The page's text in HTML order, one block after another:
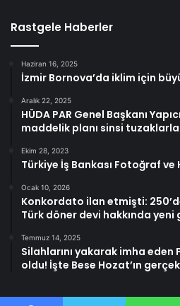
Rastgele Haberler
Haziran 16, 2025
İzmir Bornova’da iklim için
Aralık 22, 2025
HÜDA PAR Genel Başkanı
maddelik planı sinsi
Ekim 28, 2023
Türkiye İş Bankası Fotoğraf ve
Ocak 10, 2026
Konkordato ilan etmişti:
Türk döner devi hakkında yeni
Temmuz 14, 2025
Silahlarını yakarak imha eden
oldu! İşte Bese Hozat’ın